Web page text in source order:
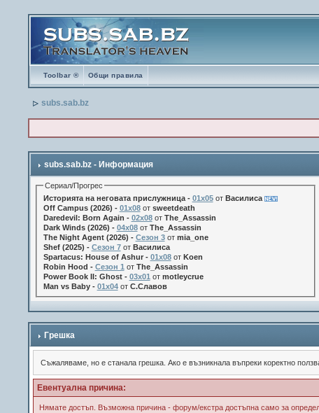
Toolbar ® Общи правила
subs.sab.bz
subs.sab.bz - Информация
Сериал/Прогрес
Историята на неговата прислужница - 01х05от Василиса
Off Campus (2026) - 01x08от sweetdeath
Daredevil: Born Again - 02x08от The_Assassin
Dark Winds (2026) - 04x08от The_Assassin
The Night Agent (2026) - Сезон 3от mia_one
Shef (2025) - Сезон 7от Василиса
Spartacus: House of Ashur - 01x08от Koen
Robin Hood - Сезон 1 от The_Assassin
Power Book II: Ghost - 03x01 от motleycrue
Man vs Baby - 01x04от С.Славов
Грешка
Съжалявамe, но е станала грешка. Ако е възникнала въпреки коректно
Евентуална причина:
Нямате достъп. Възможна причина - форум/екстра достъпна само за